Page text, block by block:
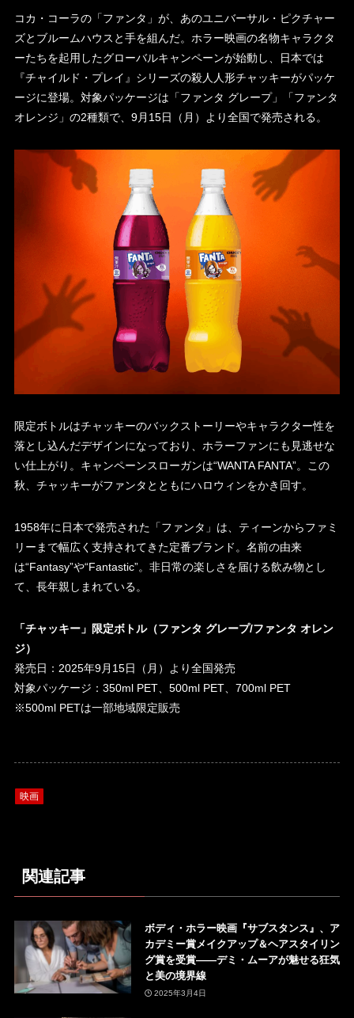
コカ・コーラの「ファンタ」が、あのユニバーサル・ピクチャー
ズとブルームハウスと手を組んだ。ホラー映画の名物キャラクタ
ーたちを起用したグローバルキャンペーンが始動し、日本では
『チャイルド・プレイ』シリーズの殺人人形チャッキーがパッケ
ージに登場。対象パッケージは「ファンタ グレープ」「ファンタ
オレンジ」の2種類で、9月15日（月）より全国で発売される。
限定ボトルはチャッキーのバックストーリーやキャラクター性を
落とし込んだデザインになっており、ホラーファンにも見逃せな
い仕上がり。キャンペーンスローガンは“WANTA FANTA”。この
秋、チャッキーがファンタとともにハロウィンをかき回す。
1958年に日本で発売された「ファンタ」は、ティーンからファミ
リーまで幅広く支持されてきた定番ブランド。名前の由来
は“Fantasy”や“Fantastic”。非日常の楽しさを届ける飲み物とし
て、長年親しまれている。
「チャッキー」限定ボトル（ファンタ グレープ/ファンタ オレン
ジ）
発売日：2025年9月15日（月）より全国発売
対象パッケージ：350ml PET、500ml PET、700ml PET
※500ml PETは一部地域限定販売
映画
関連記事
ボディ・ホラー映画『サブスタンス』、ア
カデミー賞メイクアップ＆ヘアスタイリン
グ賞を受賞——デミ・ムーアが魅せる狂気
と美の境界線
2025年3月4日